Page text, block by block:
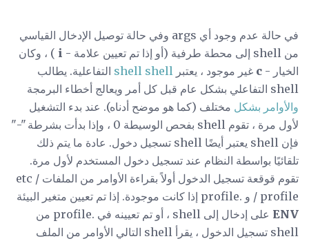
في حالة عدم وجود أي args وفي حالة توصيل الإدخال القياسي
من shell إلى محطة طرفية (أو إذا تم تعيين علامة -
i ) ، وكان
الخيار - c غير موجود ، يعتبر shell shell التفاعلية. يطالب
shell التفاعلي بشكل عام قبل كل أمر ويعالج أخطاء البرمجة
والأوامر بشكل مختلف (كما هو موضح أدناه). عند بدء التشغيل
لأول مرة ، تقوم shell بفحص الوسيطة 0 ، وإذا بدأت بشرطة "-"
فإن shell يعتبر أيضًا shell تسجيل دخول. عادة ما يتم ذلك
تلقائيًا بواسطة النظام عند تسجيل دخول المستخدم لأول مرة.
تقوم قوقعة تسجيل الدخول أولاً بقراءة الأوامر من الملفات / etc
/ profile و .profile إذا كانت موجودة. إذا تم تعيين متغير البيئة
ENV
على إدخال إلى shell ، أو تم تعيينه في .profile من
shell تسجيل الدخول ، يقرأ shell التالي الأوامر من الملف